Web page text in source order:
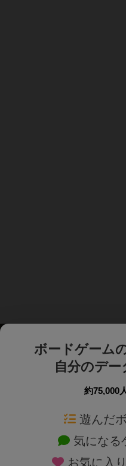
ボードゲーム
自分のデ
約75,000
遊んだ
気になる
お気に入
ボードゲームを検索する